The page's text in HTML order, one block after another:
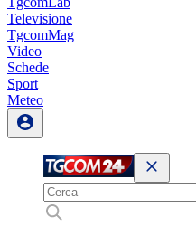
Televisione
TgcomMag
Video
Schede
Sport
Meteo